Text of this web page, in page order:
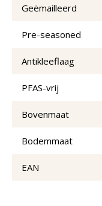
Geëmailleerd
Pre-seasoned
Antikleeflaag
PFAS-vrij
Bovenmaat
Bodemmaat
EAN